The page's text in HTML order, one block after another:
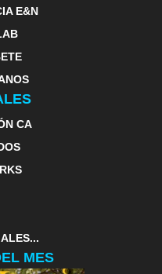
E&N
CA
MES